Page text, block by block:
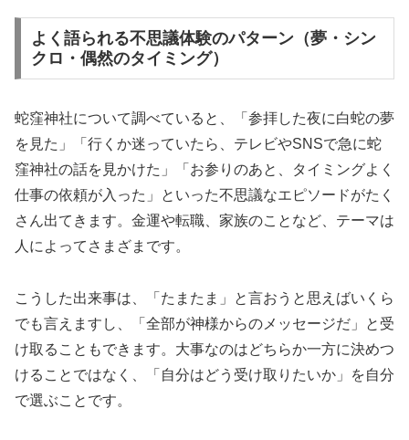
よく語られる不思議体験のパターン（夢・シン
クロ・偶然のタイミング）
蛇窪神社について調べていると、「参拝した夜に白蛇の夢
を見た」「行くか迷っていたら、テレビやSNSで急に蛇
窪神社の話を見かけた」「お参りのあと、タイミングよく
仕事の依頼が入った」といった不思議なエピソードがたく
さん出てきます。金運や転職、家族のことなど、テーマは
人によってさまざまです。
こうした出来事は、「たまたま」と言おうと思えばいくら
でも言えますし、「全部が神様からのメッセージだ」と受
け取ることもできます。大事なのはどちらか一方に決めつ
けることではなく、「自分はどう受け取りたいか」を自分
で選ぶことです。